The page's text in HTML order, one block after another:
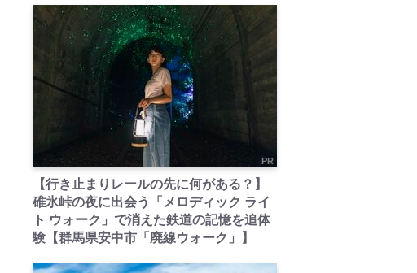
PR
【行き止まりレールの先に何がある？】
碓氷峠の夜に出会う「メロディック ライ
ト ウォーク」で消えた鉄道の記憶を追体
験【群馬県安中市「廃線ウォーク」】